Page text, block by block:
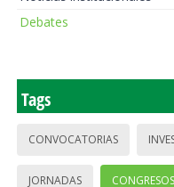
Debates
Tags
CONVOCATORIAS
JORNADAS CONGRESOS